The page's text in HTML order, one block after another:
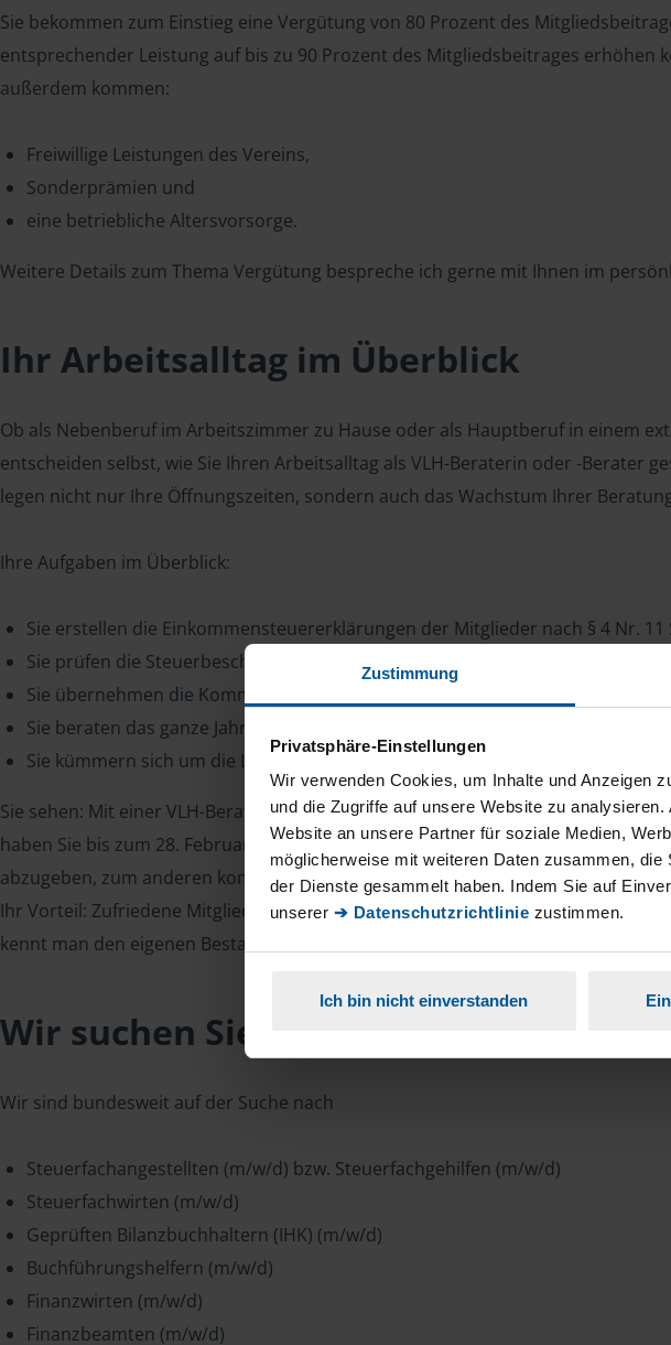
Zustimmung
Privatsphäre-Einstellungen
Wir verwenden Cookies, um Inhalte und Anzeigen
und die Zugriffe auf unsere Website zu
Website an unsere Partner für soziale Medien,
möglicherweise mit weiteren Daten zusammen,
der Dienste gesammelt haben. Indem Sie auf
unserer ➔ Datenschutzrichtlinie zustimmen.
Ich bin nicht einverstanden
Sie bekommen zum Einstieg eine Vergütung von 80 Prozent des
entsprechender Leistung auf bis zu 90 Prozent des Mitgliedsbeitrages erhöhen
außerdem kommen:
Freiwillige Leistungen des Vereins,
Sonderprämien und
eine betriebliche Altersvorsorge.
Weitere Details zum Thema Vergütung bespreche ich gerne mit Ihnen im
Ihr Arbeitsalltag im Überblick
Ob als Nebenberuf im Arbeitszimmer zu Hause oder als Hauptberuf in einem
entscheiden selbst, wie Sie Ihren Arbeitsalltag als VLH-Beraterin oder -Berater
legen nicht nur Ihre Öffnungszeiten, sondern auch das Wachstum Ihrer
Ihre Aufgaben im Überblick:
Sie erstellen die Einkommensteuererklärungen der Mitglieder nach § 4 Nr. 11
Sie prüfen die Steuerbescheide.
Sie übernehmen die Kommunikation mit dem Finanzamt.
Sie beraten das ganze Jahr über zu Themen wie Steuerklasse, Kindergeld oder
Sie kümmern sich um die Leitung Ihrer Beratungsstelle und die Akquise neuer
Sie sehen: Mit einer VLH-Beratungsstelle gibt es das ganze Jahr über etwas zu
haben Sie bis zum 28. Februar des Folgejahres Zeit, die Steuererklärung für Ihre
abzugeben, zum anderen kommen Mitglieder auch während des Jahres mit
Ihr Vorteil: Zufriedene Mitglieder bleiben viele Jahre treu und sorgen für
kennt man den eigenen Bestand und kann damit zuverlässig das kommende Jahr
Wir suchen Sie
Wir sind bundesweit auf der Suche nach
Steuerfachangestellten (m/w/d) bzw. Steuerfachgehilfen (m/w/d)
Steuerfachwirten (m/w/d)
Geprüften Bilanzbuchhaltern (IHK) (m/w/d)
Buchführungshelfern (m/w/d)
Finanzwirten (m/w/d)
Finanzbeamten (m/w/d)